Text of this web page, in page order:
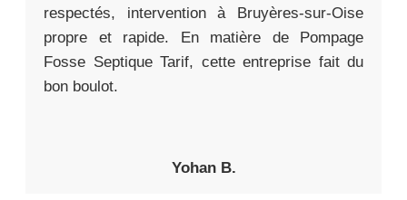
respectés, intervention à Bruyères-sur-Oise
propre et rapide. En matière de Pompage
Fosse Septique Tarif, cette entreprise fait du
bon boulot.
Yohan B.